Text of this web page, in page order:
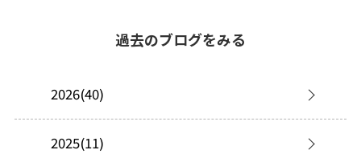
過去のブログをみる
2026(40)
2025(11)